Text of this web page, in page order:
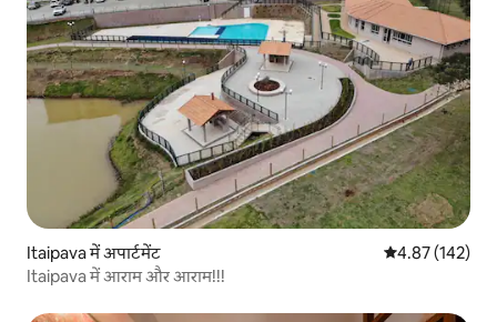
Itaipava में अपार्टमेंट औसत रेटिंग 5 में से
4.87 (142)
Itaipava में आराम और आराम!!!